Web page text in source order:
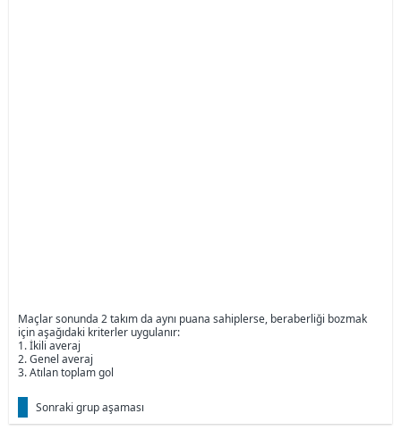
Maçlar sonunda 2 takım da aynı puana sahiplerse, beraberliği bozmak
için aşağıdaki kriterler uygulanır:
1. İkili averaj
2. Genel averaj
3. Atılan toplam gol
Sonraki grup aşaması